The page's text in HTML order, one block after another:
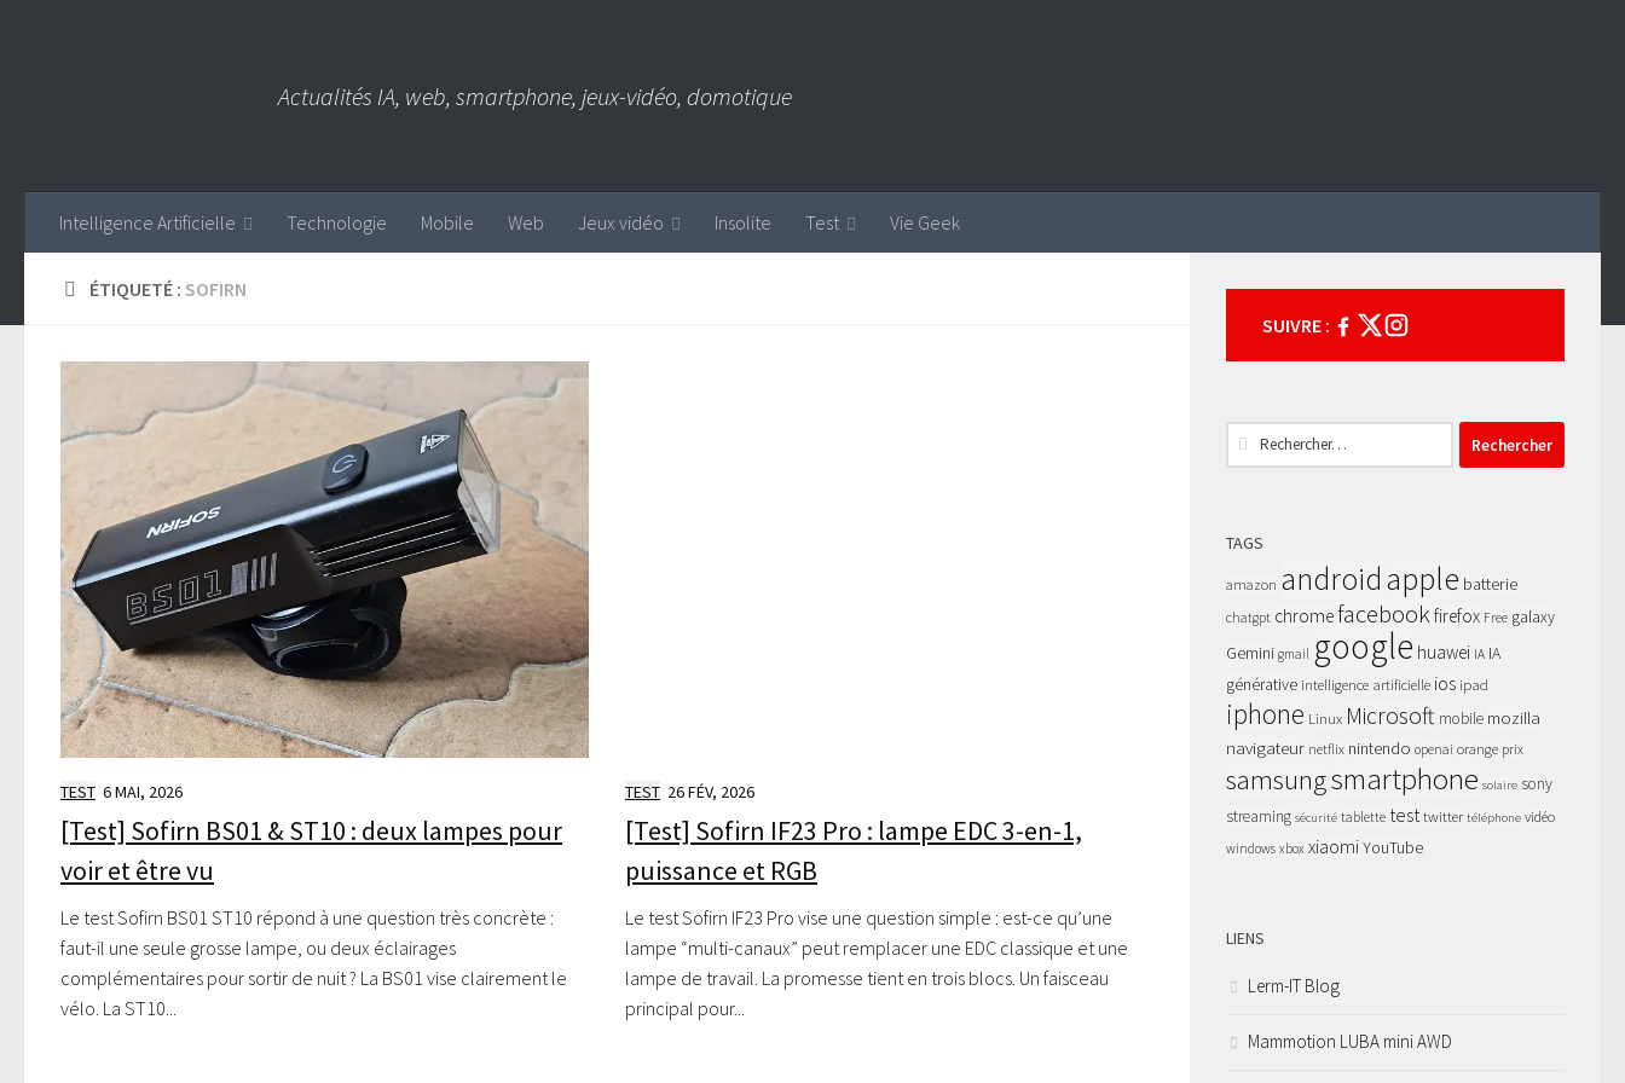
Actualités IA, web, smartphone, jeux-vidéo, domotique
Intelligence Artificielle Technologie Mobile Web Jeux vidéo Insolite Test Vie Geek
ÉTIQUETÉ : SOFIRN
TEST 6 MAI, 2026
[Test] Sofirn BS01 & ST10 : deux lampes pour
voir et être vu
Le test Sofirn BS01 ST10 répond à une question très concrète :
faut-il une seule grosse lampe, ou deux éclairages
complémentaires pour sortir de nuit ? La BS01 vise clairement le
vélo. La ST10...
TEST 26 FÉV, 2026
[Test] Sofirn IF23 Pro : lampe EDC 3-en-1,
puissance et RGB
Le test Sofirn IF23 Pro vise une question simple : est-ce qu’une
lampe “multi-canaux” peut remplacer une EDC classique et une
lampe de travail. La promesse tient en trois blocs. Un faisceau
principal pour...
SUIVRE :
Rechercher :
TAGS
amazon androidapple batterie
chatgpt chromefacebookfirefox Free galaxy
Gemini gmail google huawei IA IA
générative intelligence artificielle ios ipad
iphone Linux Microsoft mobile mozilla
navigateur netflix nintendo openai orange prix
samsungsmartphone solaire sony
streaming sécurité tablette testtwitter téléphone vidéo
windows xbox xiaomiYouTube
LIENS
Lerm-IT Blog
Mammotion LUBA mini AWD